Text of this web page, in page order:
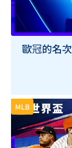
歐冠的名
MLB